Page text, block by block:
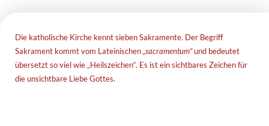
Die katholische Kirche kennt sieben Sakramente. Der Begriff
Sakrament kommt vom Lateinischen„sacramentum“und bedeutet
übersetzt so viel wie „Heilszeichen“. Es ist ein sichtbares Zeichen für
die unsichtbare Liebe Gottes.